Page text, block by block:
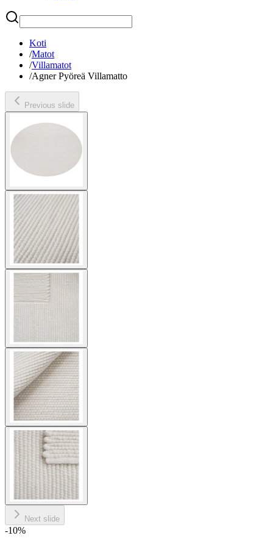
Etsi
Koti
/Matot
/Villamatot
/Agner Pyöreä Villamatto
Previous slide
Next slide
-10%